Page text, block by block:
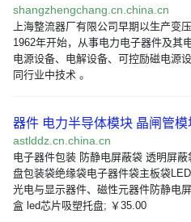
shangzhengchang.cn.china.cn
上海整流器厂有限公司早期以生产变
1962年开始，从事电力电子器件及
电源设备、电解设备、可控励磁电源
同行业中技术 。
器件 电力半导体模块 晶闸管
astlddz.cn.china.cn
电子器件包装 防静电屏蔽袋 透明屏
盘包装袋绝缘袋电子器件袋主板袋
光电与显示器件、磁性元器件防静电
盒 led芯片吸塑托盘; ￥35.00